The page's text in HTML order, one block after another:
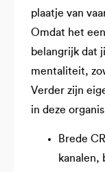
plaatje van
Omdat het
belangrijk dat
mentaliteit,
Verder zijn
in deze
Brede
kanalen,